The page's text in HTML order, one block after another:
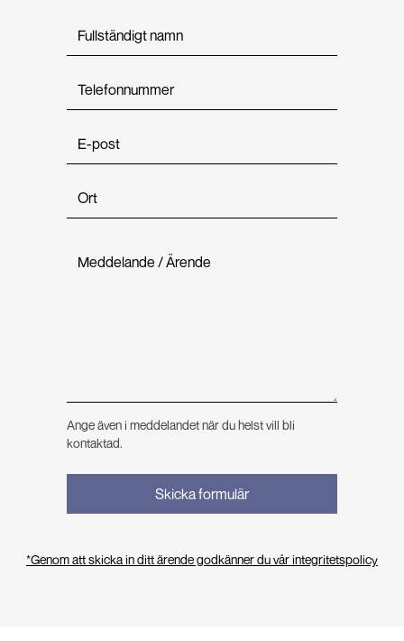
Ange även i meddelandet när du helst vill bli
kontaktad.
*Genom att skicka in ditt ärende godkänner du vår integritetspolicy